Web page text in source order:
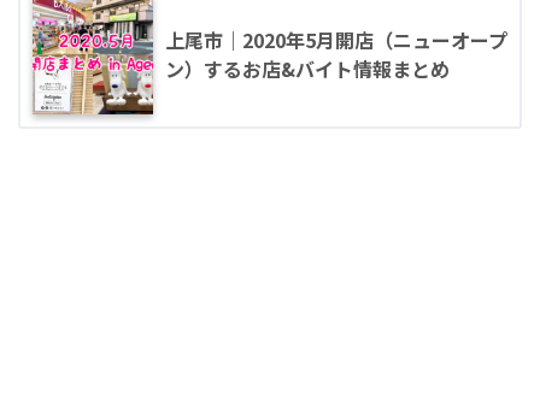
上尾市｜2020年5月開店（ニューオープ
ン）するお店&バイト情報まとめ